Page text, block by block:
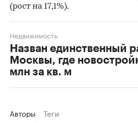
(рост на 17,1%).
Назван единственный
Москвы, где
млн за кв. м
Недвижимость
Авторы Теги